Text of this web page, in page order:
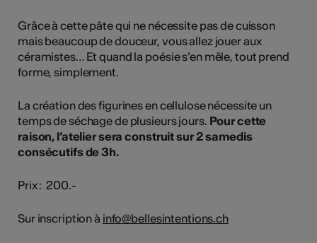
Grâce à cette pâte qui ne nécessite pas de cuisson
mais beaucoup de douceur, vous allez jouer aux
céramistes… Et quand la poésie s’en mêle, tout prend
forme, simplement.
La création des figurines en cellulose nécessite un
temps de séchage de plusieurs jours. Pour cette
raison, l’atelier sera construit sur 2 samedis
consécutifs de 3h.
Prix : 200.-
Sur inscription à info@bellesintentions.ch